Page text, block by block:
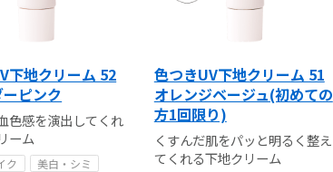
下地クリーム 52
ピンク
色感を演出してくれ
ーム
ク 美白・シミ
色つきUV下地クリーム 51
オレンジベージュ(初めての
方1回限り)
くすんだ肌をパッと明るく整え
てくれる下地クリーム